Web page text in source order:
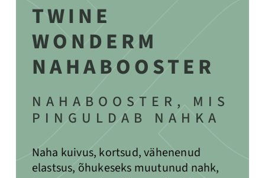
TWINE
WONDERM
NAHABOOSTER
NAHABOOSTER,
MIS
PINGULDAB
NAHKA
Naha kuivus, kortsud, vähenenud
elastsus, õhukeseks muutunud nahk,